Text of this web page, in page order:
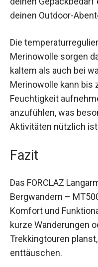
macht dich auf
flexibler.
Die
Merinowolle sorgen
bei kaltem als auch
wohlfühlst.
Gewichts an
nass anzufühlen,
anstrengenden
Fazit
Das FORCLAZ
Bergwandern –
Komfort und
du kurze
Trekkingtouren
nicht enttäuschen.